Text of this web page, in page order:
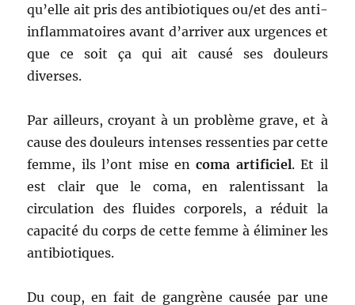
qu’elle ait pris des antibiotiques ou/et des anti-
inflammatoires avant d’arriver aux urgences et
que ce soit ça qui ait causé ses douleurs
diverses.
Par ailleurs, croyant à un problème grave, et à
cause des douleurs intenses ressenties par cette
femme, ils l’ont mise encoma artificiel. Et il
est clair que le coma, en ralentissant la
circulation des fluides corporels, a réduit la
capacité du corps de cette femme à éliminer les
antibiotiques.
Du coup, en fait de gangrène causée par une